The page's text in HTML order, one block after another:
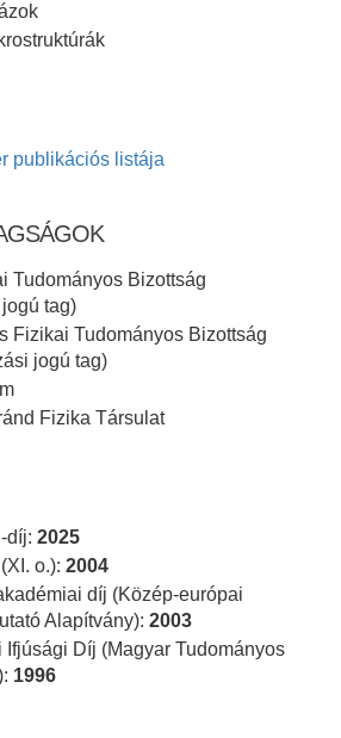
publikációs listája
Tudományos Bizottság
tag)
Fizikai Tudományos Bizottság
jogú tag)
Fizika Társulat
díj: 2025
o.): 2004
díj (Közép-európai
Alapítvány): 2003
Ifjúsági Díj (Magyar Tudományos
1996